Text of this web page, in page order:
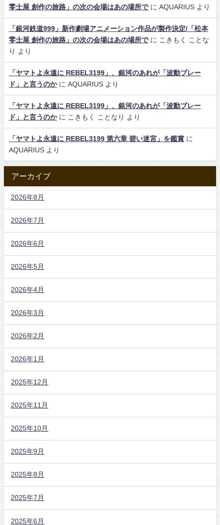
零士展 創作の旅路」の次の会場はあの場所でに AQUARIUS より
「銀河鉄道999」新作劇場アニメーション作品が製作決定/「松本
零士展 創作の旅路」の次の会場はあの場所でに
こきもく ことな
り
より
「ヤマトよ永遠に REBEL3199」、銀河のあれが「波動ブレー
ド」と言うのかに AQUARIUS より
「ヤマトよ永遠に REBEL3199」、銀河のあれが「波動ブレー
ド」と言うのかに こきもく ことなり より
「ヤマトよ永遠に REBEL3199 第六章 碧い迷宮」を鑑賞 に
AQUARIUS より
アーカイブ
2026年8月
2026年7月
2026年6月
2026年5月
2026年4月
2026年3月
2026年2月
2026年1月
2025年12月
2025年11月
2025年10月
2025年9月
2025年8月
2025年7月
2025年6月